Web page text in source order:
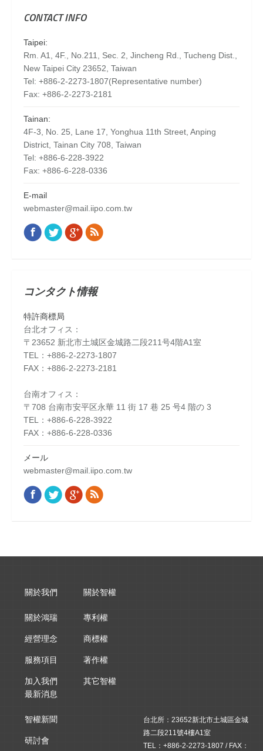
CONTACT INFO
Taipei:
Rm. A1, 4F., No.211, Sec. 2, Jincheng Rd., Tucheng Dist.,
New Taipei City 23652, Taiwan
Tel: +886-2-2273-1807(Representative number)
Fax: +886-2-2273-2181
Tainan:
4F-3, No. 25, Lane 17, Yonghua 11th Street, Anping
District, Tainan City 708, Taiwan
Tel: +886-6-228-3922
Fax: +886-6-228-0336
E-mail
webmaster@mail.iipo.com.tw
Find us on:
Facebook
TwitterGoogle+
Rss
コンタクト情報
特許商標局
台北オフィス：
〒23652 新北市土城区金城路二段211号4階A1室
TEL：+886-2-2273-1807
FAX：+886-2-2273-2181
台南オフィス：
〒708 台南市安平区永華 11 街 17 巷 25 号4 階の 3
TEL：+886-6-228-3922
FAX：+886-6-228-0336
メール
webmaster@mail.iipo.com.tw
Find us on:
Facebook
TwitterGoogle+
Rss
關於我們
關於鴻瑞
經營理念
服務項目
加入我們
關於智權
專利權
商標權
著作權
其它智權
最新消息
智權新聞
研討會
台北所：23652新北市土城區金城
路二段211號4樓A1室
TEL：+886-2-2273-1807 / FAX：